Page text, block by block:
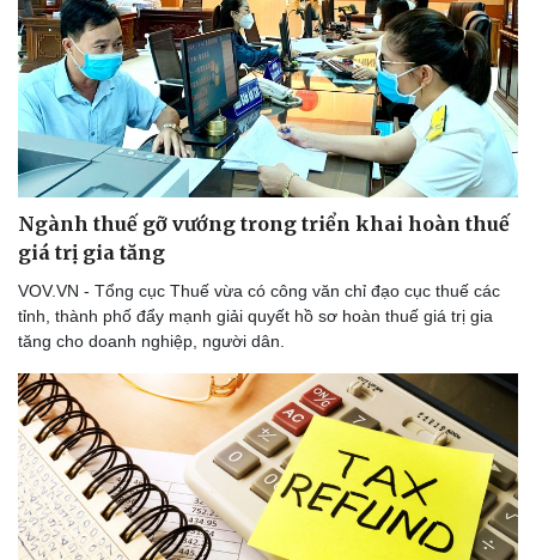
Du lịch
Tư vấn
Săn Tour
check-in
Câu chuyện thời sự
Đọc truyện đêm khuya
Cửa sổ tình yêu
Kể chuyện cho bé
Hạt giống tâm hồn
Ngành thuế gỡ vướng trong triển khai hoàn thuế
giá trị gia tăng
VOV.VN - Tổng cục Thuế vừa có công văn chỉ đạo cục thuế các
tỉnh, thành phố đẩy mạnh giải quyết hồ sơ hoàn thuế giá trị gia
tăng cho doanh nghiệp, người dân.